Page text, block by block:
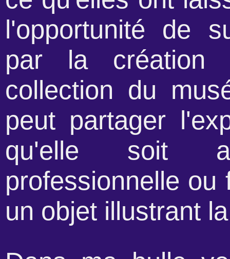
l'opportunité de
par la création
collection du
peut partager
qu'elle soit
professionnelle
un objet illustrant